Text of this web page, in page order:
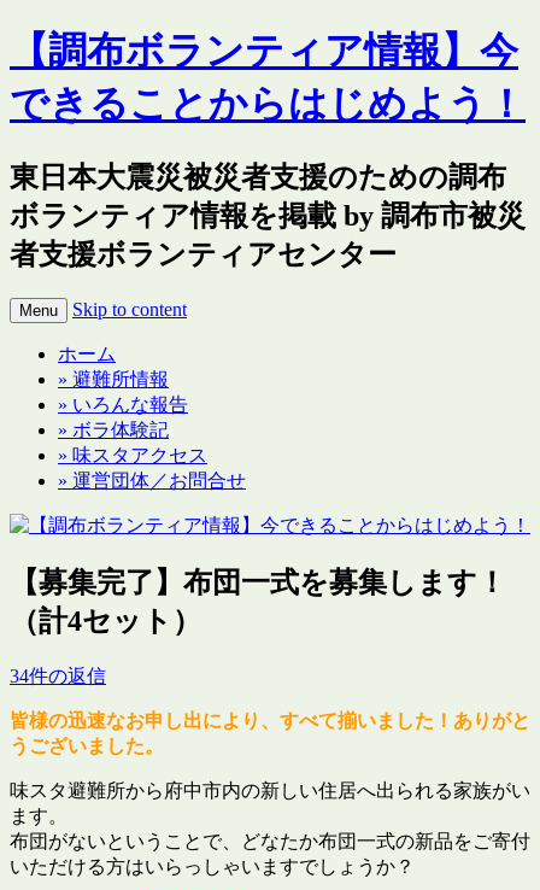
【調布ボランティア情報】今
できることからはじめよう！
東日本大震災被災者支援のための調布
ボランティア情報を掲載 by 調布市被災
者支援ボランティアセンター
Menu Skip to content
ホーム
» 避難所情報
» いろんな報告
» ボラ体験記
» 味スタアクセス
» 運営団体／お問合せ
【募集完了】布団一式を募集します！
（計4セット）
34件の返信
皆様の迅速なお申し出により、すべて揃いました！ありがと
うございました。
味スタ避難所から府中市内の新しい住居へ出られる家族がい
ます。
布団がないということで、どなたか布団一式の新品をご寄付
いただける方はいらっしゃいますでしょうか？